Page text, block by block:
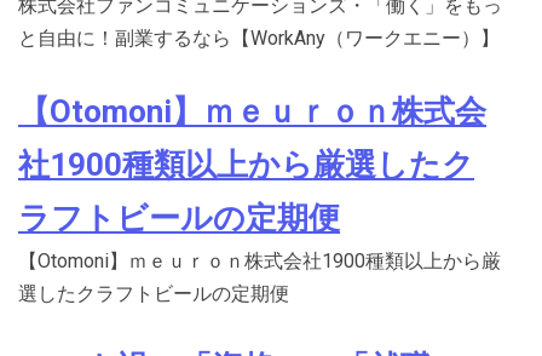
株式会社ファンコミュニケーションズ・「働く」をもっ
と自由に！副業するなら【WorkAny（ワークエニー）】
【Otomoni】ｍｅｕｒｏｎ株式会
社1900種類以上から厳選したク
ラフトビールの定期便
【Otomoni】ｍｅｕｒｏｎ株式会社1900種類以上から厳
選したクラフトビールの定期便